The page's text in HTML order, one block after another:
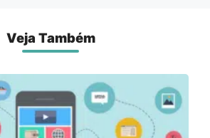
Veja Também